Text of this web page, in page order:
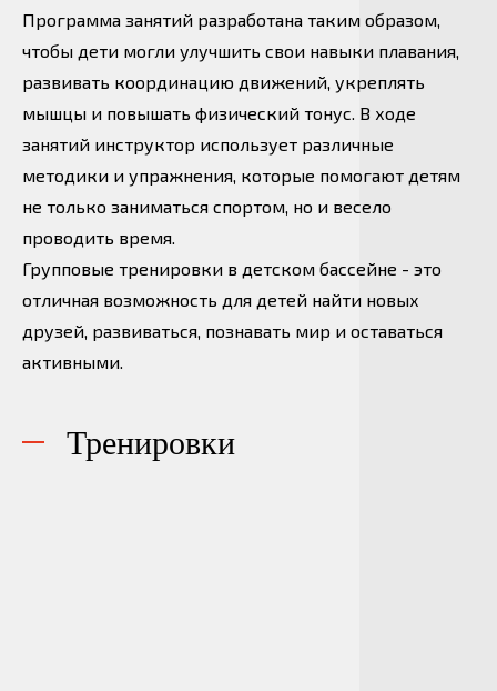
+ 7 (4922) 77-33-11
info@muravei33.ru
Программа занятий разработана таким образом,
чтобы дети могли улучшить свои навыки плавания,
развивать координацию движений, укреплять
мышцы и повышать физический тонус. В ходе
занятий инструктор использует различные
методики и упражнения, которые помогают детям
не только заниматься спортом, но и весело
проводить время.
Групповые тренировки в детском бассейне - это
отличная возможность для детей найти новых
друзей, развиваться, познавать мир и оставаться
активными.
Тренировки